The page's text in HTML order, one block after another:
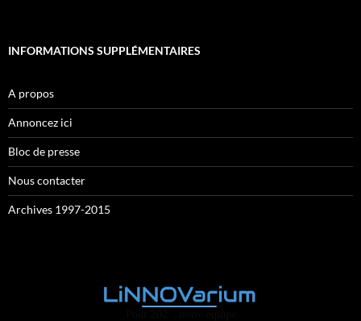
INFORMATIONS SUPPLÉMENTAIRES
A propos
Annoncez ici
Bloc de presse
Nous contacter
Archives 1997-2015